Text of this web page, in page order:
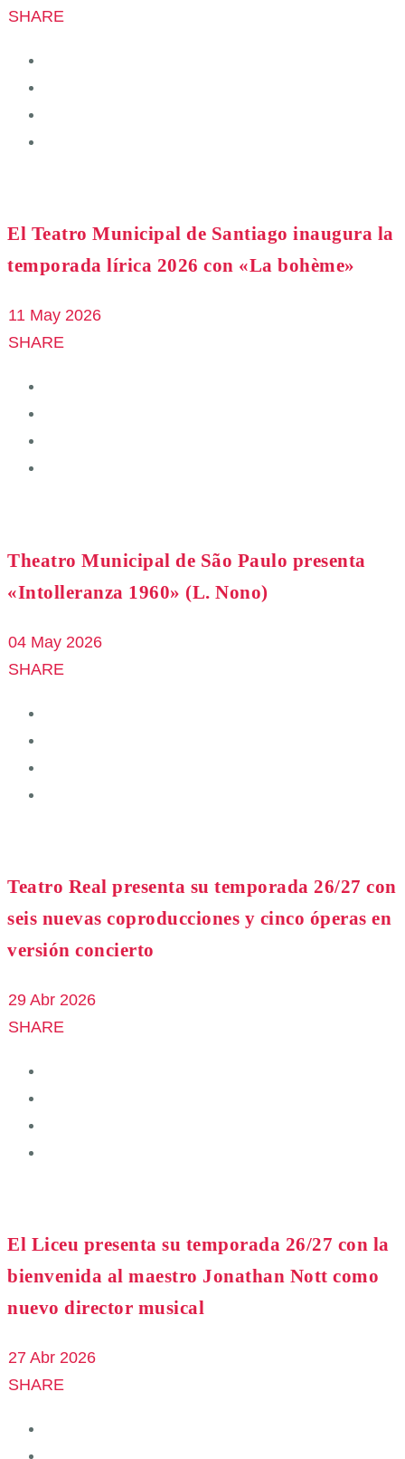
SHARE
El Teatro Municipal de Santiago inaugura la
temporada lírica 2026 con «La bohème»
11 May 2026
SHARE
Theatro Municipal de São Paulo presenta
«Intolleranza 1960» (L. Nono)
04 May 2026
SHARE
Teatro Real presenta su temporada 26/27 con
seis nuevas coproducciones y cinco óperas en
versión concierto
29 Abr 2026
SHARE
El Liceu presenta su temporada 26/27 con la
bienvenida al maestro Jonathan Nott como
nuevo director musical
27 Abr 2026
SHARE